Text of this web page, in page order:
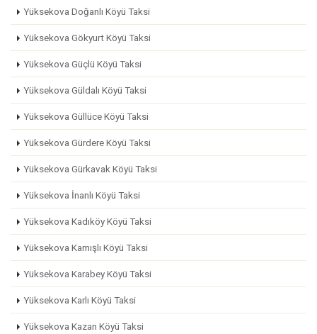
Yüksekova Doğanlı Köyü Taksi
Yüksekova Gökyurt Köyü Taksi
Yüksekova Güçlü Köyü Taksi
Yüksekova Güldalı Köyü Taksi
Yüksekova Güllüce Köyü Taksi
Yüksekova Gürdere Köyü Taksi
Yüksekova Gürkavak Köyü Taksi
Yüksekova İnanlı Köyü Taksi
Yüksekova Kadıköy Köyü Taksi
Yüksekova Kamışlı Köyü Taksi
Yüksekova Karabey Köyü Taksi
Yüksekova Karlı Köyü Taksi
Yüksekova Kazan Köyü Taksi